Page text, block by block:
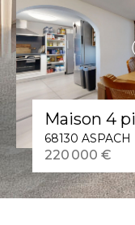
68130 ASPACH
220 000 €